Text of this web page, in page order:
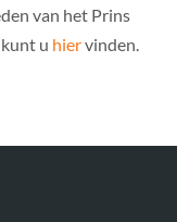
van het Prins
u hiervinden.